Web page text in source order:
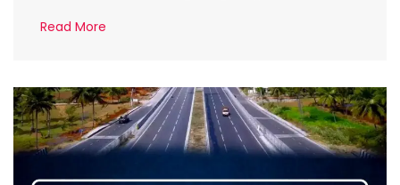
Read More